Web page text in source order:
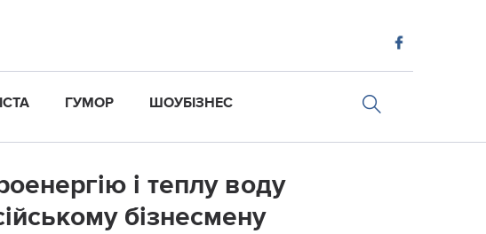
ГУМОР ШОУБІЗНЕС
і теплу воду
бізнесмену